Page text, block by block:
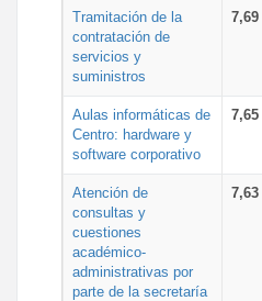
Tramitación de la
contratación de
servicios y
suministros
7,69
Aulas informáticas de
Centro: hardware y
software corporativo
7,65
Atención de
consultas y
cuestiones
académico-
administrativas por
parte de la secretaría
7,63